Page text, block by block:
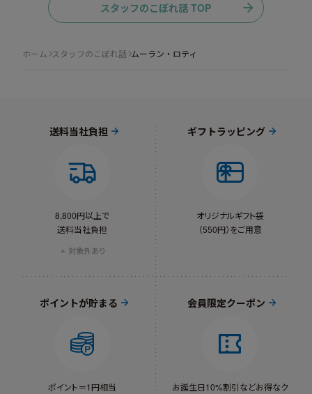
スタッフのこぼれ話 TOP
ホーム スタッフのこぼれ話 ムーラン・ロティ
送料当社負担
8,800円以上で
送料当社負担
対象外あり
ギフトラッピング
オリジナルギフト袋
（550円）をご用意
ポイントが貯まる
ポイント＝1円相当
会員限定クーポン
お誕生日10%割引などお得なク